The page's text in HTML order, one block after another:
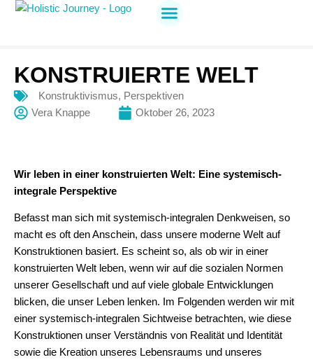
KONSTRUIERTE WELT
Konstruktivismus, Perspektiven
Vera Knappe
Oktober 26, 2023
Wir leben in einer konstruierten Welt: Eine systemisch-
integrale Perspektive
Befasst man sich mit systemisch-integralen Denkweisen, so
macht es oft den Anschein, dass unsere moderne Welt auf
Konstruktionen basiert. Es scheint so, als ob wir in einer
konstruierten Welt leben, wenn wir auf die sozialen Normen
unserer Gesellschaft und auf viele globale Entwicklungen
blicken, die unser Leben lenken. Im Folgenden werden wir mit
einer systemisch-integralen Sichtweise betrachten, wie diese
Konstruktionen unser Verständnis von Realität und Identität
sowie die Kreation unseres Lebensraums und unseres